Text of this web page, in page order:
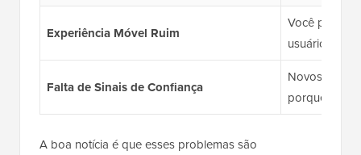
Experiência Móvel Ruim
Você perde
usuários que
Falta de Sinais de Confiança
Novos
porque não
A boa notícia é que esses problemas são